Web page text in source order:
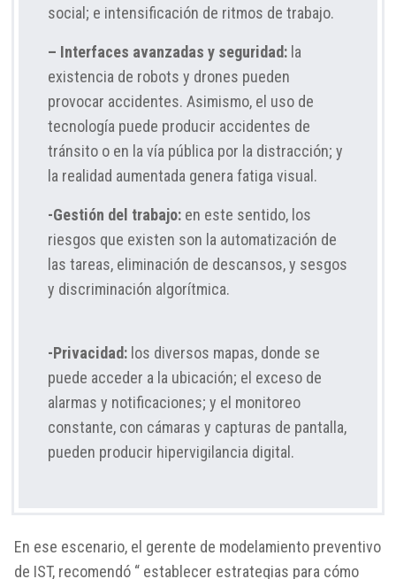
social; e intensificación de ritmos de trabajo.
– Interfaces avanzadas y seguridad: la
existencia de robots y drones pueden
provocar accidentes. Asimismo, el uso de
tecnología puede producir accidentes de
tránsito o en la vía pública por la distracción; y
la realidad aumentada genera fatiga visual.
-Gestión del trabajo: en este sentido, los
riesgos que existen son la automatización de
las tareas, eliminación de descansos, y sesgos
y discriminación algorítmica.
-Privacidad: los diversos mapas, donde se
puede acceder a la ubicación; el exceso de
alarmas y notificaciones; y el monitoreo
constante, con cámaras y capturas de pantalla,
pueden producir hipervigilancia digital.
En ese escenario, el gerente de modelamiento preventivo
de IST, recomendó “ establecer estrategias para cómo